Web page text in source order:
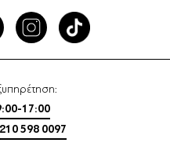
17:00
210 598 0097